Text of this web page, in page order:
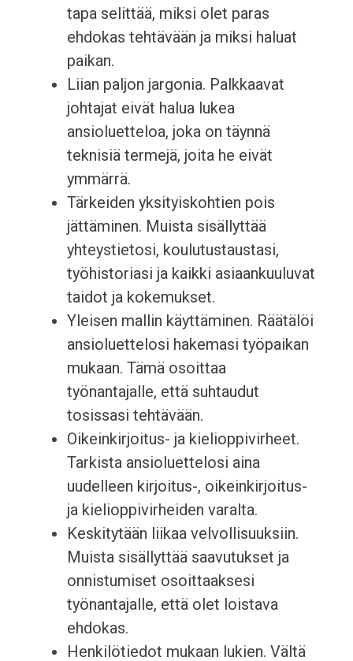
tapa selittää, miksi olet paras
ehdokas tehtävään ja miksi haluat
paikan.
Liian paljon jargonia. Palkkaavat
johtajat eivät halua lukea
ansioluetteloa, joka on täynnä
teknisiä termejä, joita he eivät
ymmärrä.
Tärkeiden yksityiskohtien pois
jättäminen. Muista sisällyttää
yhteystietosi, koulutustaustasi,
työhistoriasi ja kaikki asiaankuuluvat
taidot ja kokemukset.
Yleisen mallin käyttäminen. Räätälöi
ansioluettelosi hakemasi työpaikan
mukaan. Tämä osoittaa
työnantajalle, että suhtaudut
tosissasi tehtävään.
Oikeinkirjoitus- ja kielioppivirheet.
Tarkista ansioluettelosi aina
uudelleen kirjoitus-, oikeinkirjoitus-
ja kielioppivirheiden varalta.
Keskitytään liikaa velvollisuuksiin.
Muista sisällyttää saavutukset ja
onnistumiset osoittaaksesi
työnantajalle, että olet loistava
ehdokas.
Henkilötiedot mukaan lukien. Vältä